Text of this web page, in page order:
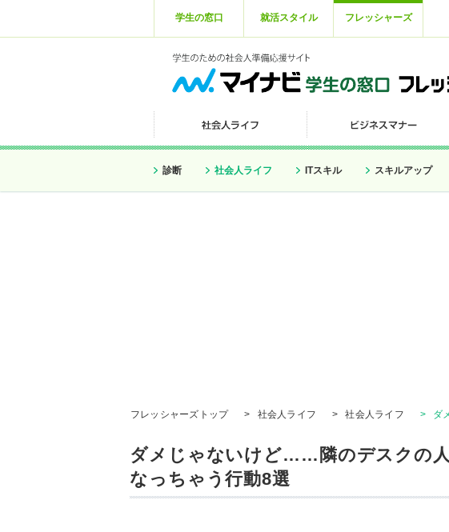
学生の窓口 就活スタイル フレッシャーズ
診断 社会人ライフ ITスキル スキルアップ
フレッシャーズトップ > 社会人ライフ > 社会人ライフ > ダ
ダメじゃないけど……隣のデスクの
なっちゃう行動8選